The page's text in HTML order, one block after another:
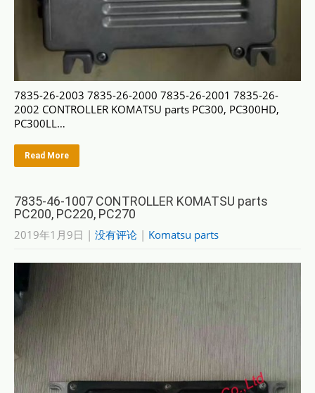
7835-26-2003 7835-26-2000 7835-26-2001 7835-26-
2002 CONTROLLER KOMATSU parts PC300, PC300HD,
PC300LL…
Read More
7835-46-1007 CONTROLLER KOMATSU parts
PC200, PC220, PC270
2019年1月9日 | 没有评论 | Komatsu parts